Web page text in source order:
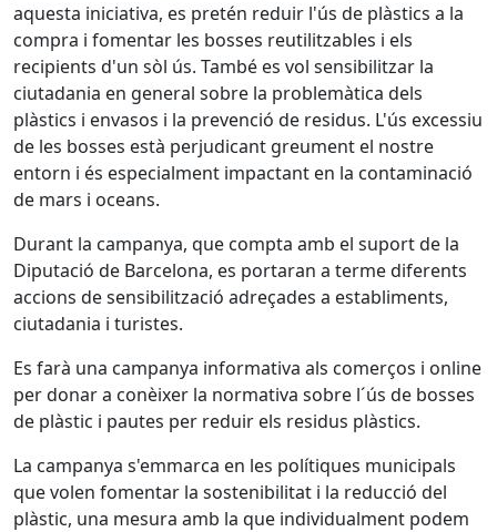
aquesta iniciativa, es pretén reduir l'ús de plàstics a la
compra i fomentar les bosses reutilitzables i els
recipients d'un sòl ús. També es vol sensibilitzar la
ciutadania en general sobre la problemàtica dels
plàstics i envasos i la prevenció de residus. L'ús excessiu
de les bosses està perjudicant greument el nostre
entorn i és especialment impactant en la contaminació
de mars i oceans.
Durant la campanya, que compta amb el suport de la
Diputació de Barcelona, es portaran a terme diferents
accions de sensibilització adreçades a establiments,
ciutadania i turistes.
Es farà una campanya informativa als comerços i online
per donar a conèixer la normativa sobre l´ús de bosses
de plàstic i pautes per reduir els residus plàstics.
La campanya s'emmarca en les polítiques municipals
que volen fomentar la sostenibilitat i la reducció del
plàstic, una mesura amb la que individualment podem